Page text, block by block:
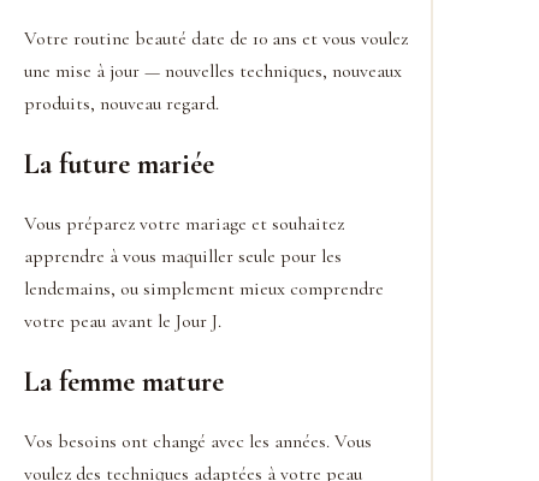
Votre routine beauté date de 10 ans et vous voulez
une mise à jour — nouvelles techniques, nouveaux
produits, nouveau regard.
La future mariée
Vous préparez votre mariage et souhaitez
apprendre à vous maquiller seule pour les
lendemains, ou simplement mieux comprendre
votre peau avant le Jour J.
La femme mature
Vos besoins ont changé avec les années. Vous
voulez des techniques adaptées à votre peau